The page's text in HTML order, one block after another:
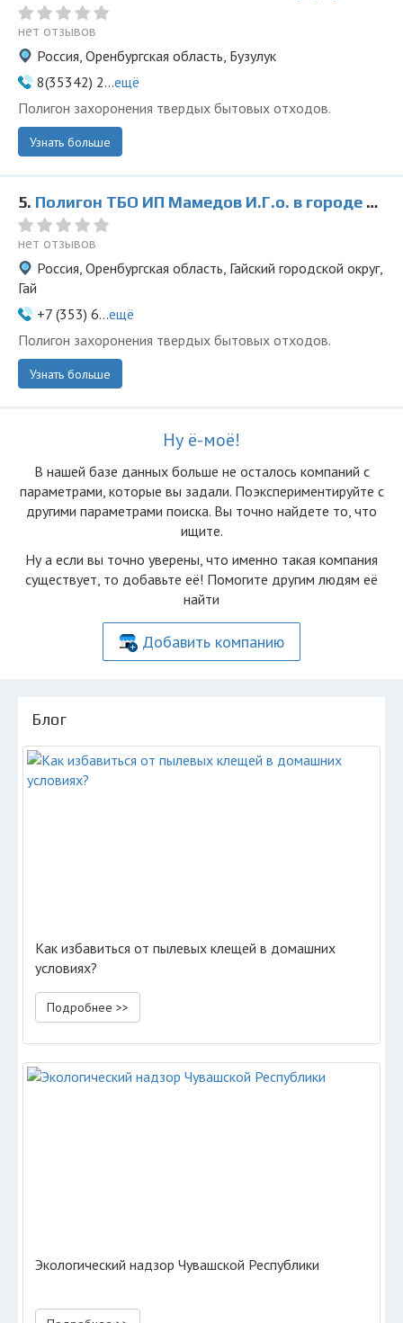
нет отзывов
Россия, Оренбургская область, Бузулук
8(35342) 2...ещё
Полигон захоронения твердых бытовых отходов.
Узнать больше
5. Полигон ТБО ИП Мамедов И.Г.о. в городе Гай
нет отзывов
Россия, Оренбургская область, Гайский городской округ,
Гай
+7 (353) 6...ещё
Полигон захоронения твердых бытовых отходов.
Узнать больше
Ну ё-моё!
В нашей базе данных больше не осталоcь компаний с
параметрами, которые вы задали. Поэкспериментируйте с
другими параметрами поиска. Вы точно найдете то, что
ищите.
Ну а если вы точно уверены, что именно такая компания
существует, то добавьте её! Помогите другим людям её
найти
Добавить компанию
Блог
Как избавиться от пылевых клещей в домашних
условиях?
Подробнее >>
Экологический надзор Чувашской Республики